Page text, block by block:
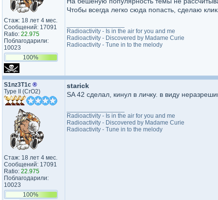
Стаж: 18 лет 4 мес.
Сообщений: 17091
Ratio: 22.975
Поблагодарили:
10023
100%
Чтобы всегда легко сюда попасть, сделаю
Radioactivity - Is in the air for you and me
Radioactivity - Discovered by Madame Curie
Radioactivity - Tune in to the melody
S1nz3T1c ®
Type II (CrO2)
Стаж: 18 лет 4 мес.
Сообщений: 17091
Ratio: 22.975
Поблагодарили:
10023
100%
starick
SA 42 сделал, кинул в личку. в виду
Radioactivity - Is in the air for you and me
Radioactivity - Discovered by Madame Curie
Radioactivity - Tune in to the melody